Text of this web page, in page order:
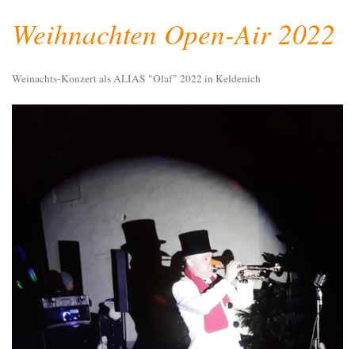
Weihnachten Open-Air 2022
Weinachts-Konzert als ALIAS "Olaf" 2022 in Keldenich